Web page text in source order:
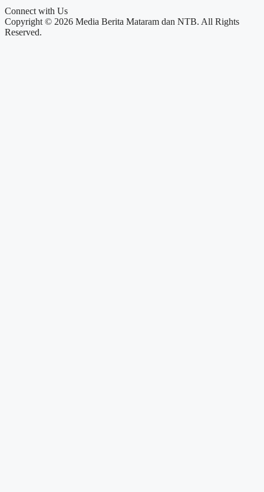
Connect with Us
Copyright © 2026 Media Berita Mataram dan NTB. All Rights
Reserved.